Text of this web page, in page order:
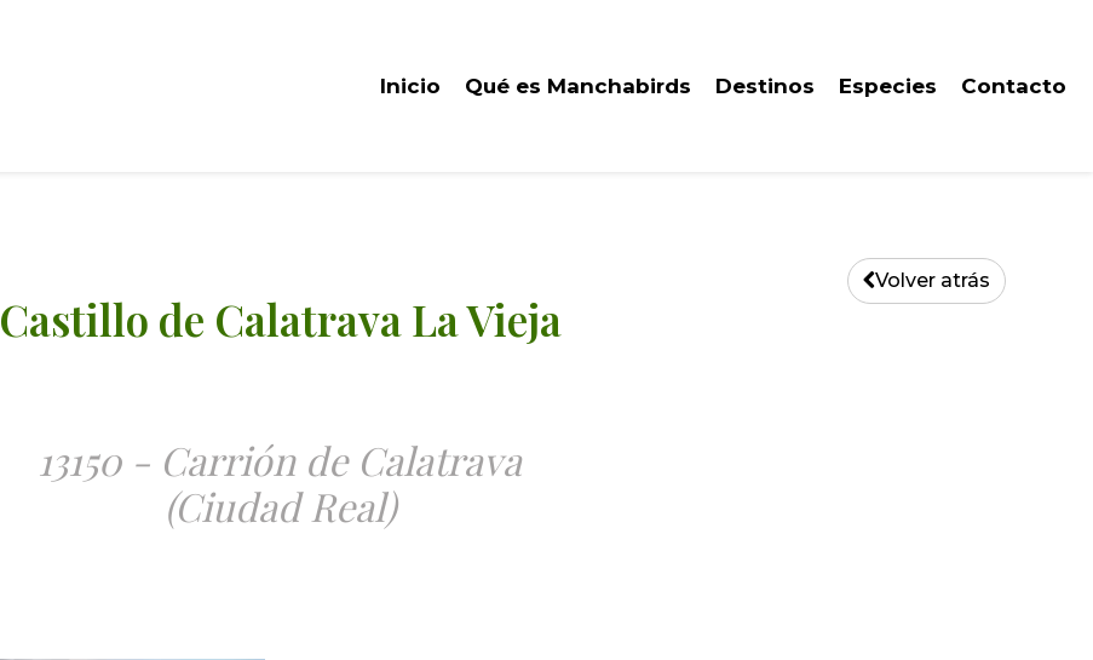
Inicio Qué es Manchabirds Destinos Especies Contacto
Volver atrás
Castillo de Calatrava La Vieja
13150 - Carrión de Calatrava
(Ciudad Real)